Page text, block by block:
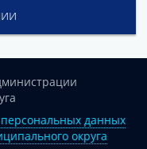
данных
округа